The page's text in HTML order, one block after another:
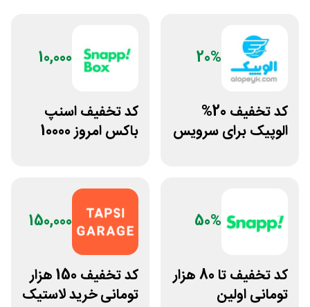
20%
کد تخفیف 20%
الوپیک برای سرویس
10,000
کد تخفیف اسنپ
باکس امروز 10000
50%
کد تخفیف تا 80 هزار
تومانی اولین
150,000
کد تخفیف 150 هزار
تومانی خرید لاستیک